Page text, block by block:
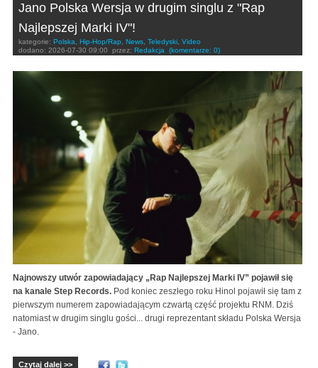
Jano Polska Wersja w drugim singlu z "Rap
Najlepszej Marki IV"!
kategorie: Polska, Hip-Hop/Rap, News, Teledyski, Video
dodano: 2026-07-30 09:00 przez: Redakcja (komentarze: 0)
Najnowszy utwór zapowiadający „Rap Najlepszej Marki IV” pojawił się
na kanale Step Records. Pod koniec zeszłego roku Hinol pojawił się tam z
pierwszym numerem zapowiadającym czwartą część projektu RNM. Dziś
natomiast w drugim singlu gości... drugi reprezentant składu Polska Wersja
- Jano.
Czytaj dalej >>